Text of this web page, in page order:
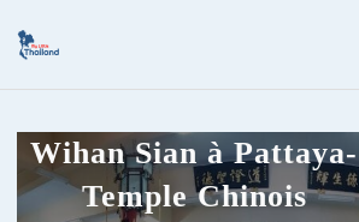
Wihan Sian à Pattaya-
Temple Chinois